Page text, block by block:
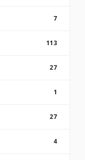
7
113
27
1
27
4